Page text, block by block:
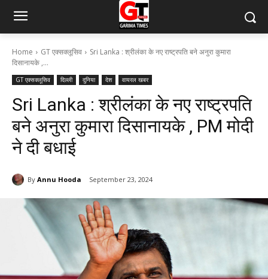
Home GT एक्सक्लूसिव
Sri Lanka : श्रीलंका के नए राष्ट्रपति बने अनुरा कुमारा
दिसानायके ,...
GT एक्सक्लूसिव दिल्ली दुनिया देश वायरल खबर
Sri Lanka : श्रीलंका के नए राष्ट्रपति
बने अनुरा कुमारा दिसानायके , PM मोदी
ने दी बधाई
By Annu Hooda September 23, 2024